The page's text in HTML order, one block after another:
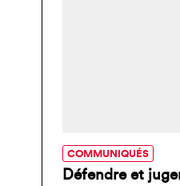
COMMUNIQUÉS
Défendre et